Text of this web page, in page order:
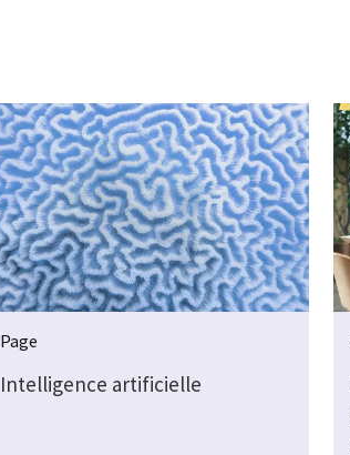
Page
Intelligence artificielle